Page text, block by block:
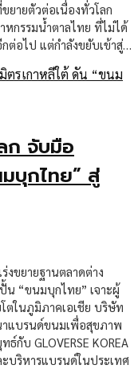
ยายตัวต่อเนื่องทั่วโลก
กรรมน้ำตาลไทย ที่ไม่ได้
ต่อไป แต่กำลังขยับเข้าสู่
รืองอุตสาหกรรม จำกัด ผู้
เปิดตัวผลิตภัณฑ์ใหม่
Sugar จาก
และรสสัมผัสใกล้เคียง
ระดับน้ำตาลหรืออินซูลิน
วครั้งแรกในงาน
ก จับมือ
บุกไทย” สู่
งขยายฐานตลาดต่าง
น “ขนมบุกไทย” เจาะผู้
ตในภูมิภาคเอเชีย บริษัท
าแบรนด์ขนมเพื่อสุขภาพ
กับ GLOVERSE KOREA
ะบริหารแบรนด์ในประเทศ